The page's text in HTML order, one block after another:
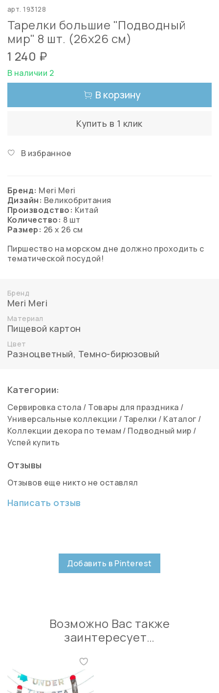
арт.193128
Тарелки большие "Подводный
мир" 8 шт. (26х26 см)
1 240 ₽
В наличии 2
В корзину
Купить в 1 клик
В избранное
Бренд: Meri Meri
Дизайн: Великобритания
Производство: Китай
Количество: 8 шт
Размер: 26 х 26 см
Пиршество на морском дне должно проходить с
тематической посудой!
Бренд
Meri Meri
Материал
Пищевой картон
Цвет
Разноцветный, Темно-бирюзовый
Категории:
Сервировка стола / Товары для праздника /
Универсальные коллекции / Тарелки / Каталог /
Коллекции декора по темам / Подводный мир /
Успей купить
Отзывы
Отзывов еще никто не оставлял
Написать отзыв
Добавить в Pinterest
Возможно Вас также
заинтересует…